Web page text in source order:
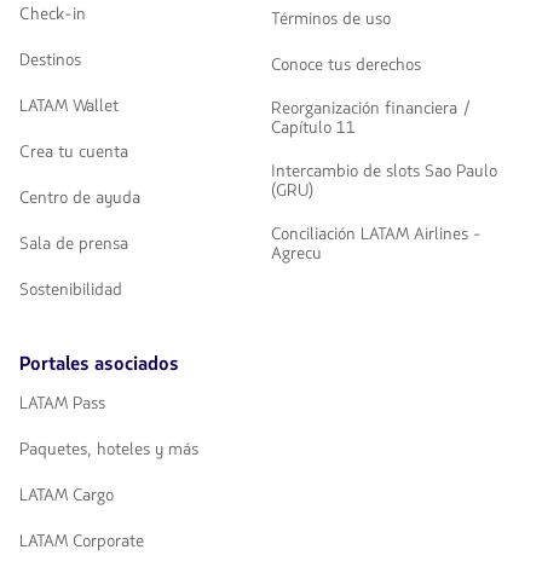
Check-in
Destinos
LATAM Wallet
Crea tu cuenta
Centro de ayuda
Sala de prensa
Sostenibilidad
Términos de uso
Conoce tus derechos
Reorganización financiera /
Capítulo 11
Intercambio de slots Sao Paulo
(GRU)
Conciliación LATAM Airlines -
Agrecu
Portales asociados
LATAM Pass
Paquetes, hoteles y más
LATAM Cargo
LATAM Corporate